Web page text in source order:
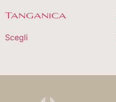
Tanganica
Scegli